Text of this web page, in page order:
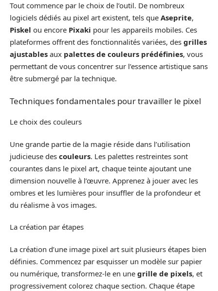
Tout commence par le choix de l’outil. De nombreux
logiciels dédiés au pixel art existent, tels que Aseprite,
Piskel ou encore Pixaki pour les appareils mobiles. Ces
plateformes offrent des fonctionnalités variées, des grilles
ajustables aux palettes de couleurs prédéfinies, vous
permettant de vous concentrer sur l’essence artistique sans
être submergé par la technique.
Techniques fondamentales pour travailler le pixel
Le choix des couleurs
Une grande partie de la magie réside dans l’utilisation
judicieuse des couleurs. Les palettes restreintes sont
courantes dans le pixel art, chaque teinte ajoutant une
dimension nouvelle à l’œuvre. Apprenez à jouer avec les
ombres et les lumières pour insuffler de la profondeur et
du réalisme à vos images.
La création par étapes
La création d’une image pixel art suit plusieurs étapes bien
définies. Commencez par esquisser un modèle sur papier
ou numérique, transformez-le en une grille de pixels, et
progressivement colorez chaque section. Chaque étape